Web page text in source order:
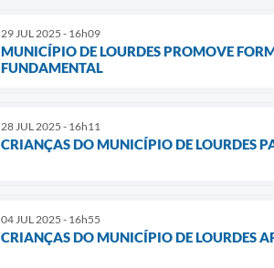
29 JUL 2025 - 16h09
MUNICÍPIO DE LOURDES PROMOVE
FUNDAMENTAL
28 JUL 2025 - 16h11
CRIANÇAS DO MUNICÍPIO DE LOURDES
04 JUL 2025 - 16h55
CRIANÇAS DO MUNICÍPIO DE LOURDES